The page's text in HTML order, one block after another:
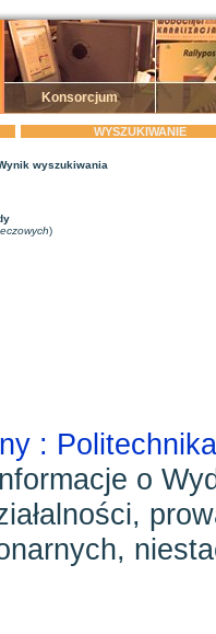
Konsorcjum
WYSZUKIWANIE
wyszukiwania
)
:
o